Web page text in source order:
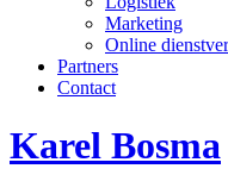
Marketing
Online
Partners
Contact
Karel Bosma